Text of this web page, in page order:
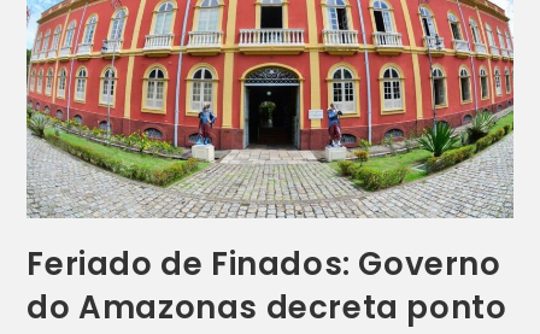
Feriado de Finados: Governo
do Amazonas decreta ponto